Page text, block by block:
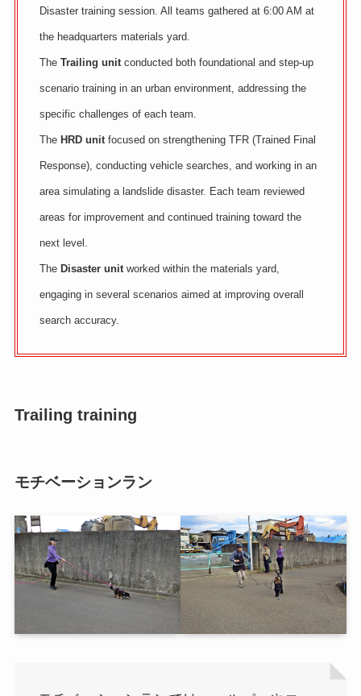
Disaster training session. All teams gathered at 6:00 AM at
the headquarters materials yard.
The Trailing unitconducted both foundational and step-up
scenario training in an urban environment, addressing the
specific challenges of each team.
The HRD unitfocused on strengthening TFR (Trained Final
Response), conducting vehicle searches, and working in an
area simulating a landslide disaster. Each team reviewed
areas for improvement and continued training toward the
next level.
The Disaster unitworked within the materials yard,
engaging in several scenarios aimed at improving overall
search accuracy.
Trailing training
モチベーションラン